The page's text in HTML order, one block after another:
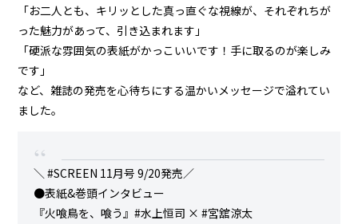
「お二人とも、キリッとした真っ直ぐな視線が、それぞれちが
った魅力があって、引き込まれます」
「硬派な雰囲気の表紙がかっこいいです！手に取るのが楽しみ
です」
など、雑誌の発売を心待ちにする温かいメッセージで溢れてい
ました。
＼#SCREEN 11月号 9/20発売／
●表紙&巻頭インタビュー
『火喰鳥を、喰う』#水上恒司 ×#宮舘涼太